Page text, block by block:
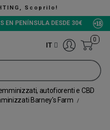
EN PENÍNSULA DESDE 30€
IT
0
autofiorenti e CBD
Barney's Farm